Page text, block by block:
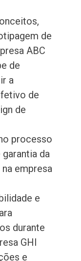
de
ABC
de
a
de
de
processo
da
empresa
e
durante
GHI
e